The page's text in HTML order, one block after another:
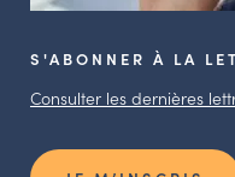
S'ABONNER À LA
Consulter les dernières